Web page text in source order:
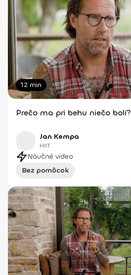
12 min
Prečo ma pri behu niečo bolí?
Jan Kempa
HIIT
Náučné video
Bez pomôcok